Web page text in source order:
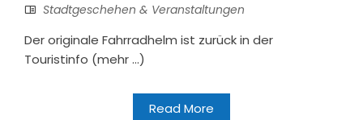
Stadtgeschehen & Veranstaltungen
Der originale Fahrradhelm ist zurück in der
Touristinfo (mehr …)
Read More